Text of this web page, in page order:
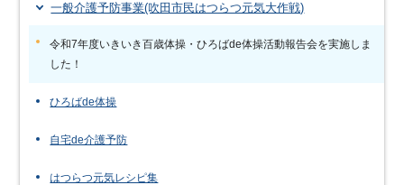
一般介護予防事業(吹田市民はつらつ元気大作戦)
令和7年度いきいき百歳体操・ひろばde体操活動報告会を実施しま
した！
ひろばde体操
自宅de介護予防
はつらつ元気レシピ集